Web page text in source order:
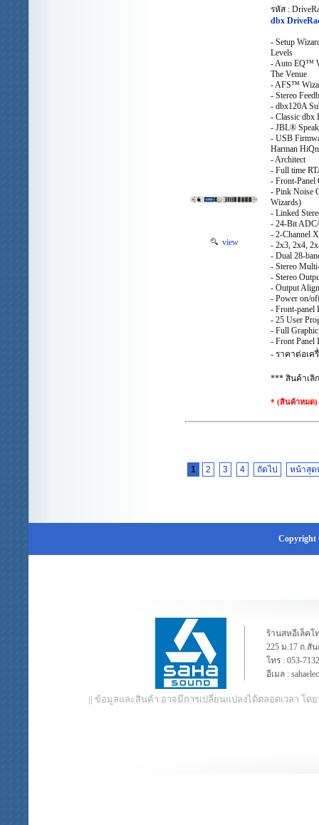
view
รหัส :
dbx
- Setup
Levels
- Auto EQ™
The Venue
- AFS™
- Stereo
- dbx120A
- Classic dbx
- JBL®
- USB
Harman
- Architect
- Full time
- Front-Panel
- Pink Noise
Wizards)
- Linked
- 24-Bit
- 2-Channel
- 2x3, 2x4,
- Dual 28-
- Stereo
- Stereo
- Output
- Power on/
- Front-panel
- 25 User
- Full
- Front Panel
- ราคาต่อเค
*** สินค้าเลิ
* (สินค้าหมด)
1 2 3 4 ถัดไป หน้าสุด
Copyright
ร้านสหอีเล็คโ
225 ม.17 ถ.สั
โทร : 053-
อีเมล :
|| ข้อมูลและสินค้า อาจมีการเปลี่ยนแปลงได้ตลอดเวลา โ